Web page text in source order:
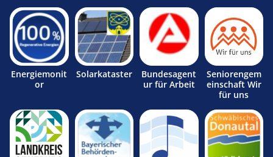
Energiemonit
or
Solarkataster
Bundesagent
ur für Arbeit
Seniorengem
einschaft Wir
für uns